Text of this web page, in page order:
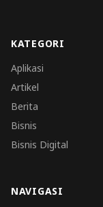
KATEGORI
Aplikasi
Artikel
Berita
Bisnis
Bisnis Digital
NAVIGASI